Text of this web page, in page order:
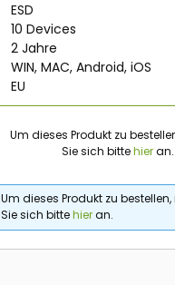
ESD
10 Devices
2 Jahre
WIN, MAC, Android, iOS
EU
Um dieses Produkt zu
Sie sich bittehieran.
Um dieses Produkt zu
Sie sich bittehieran.